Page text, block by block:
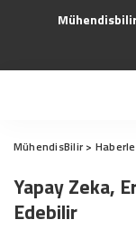
MühendisBilir >
Yapay Zeka,
Edebilir